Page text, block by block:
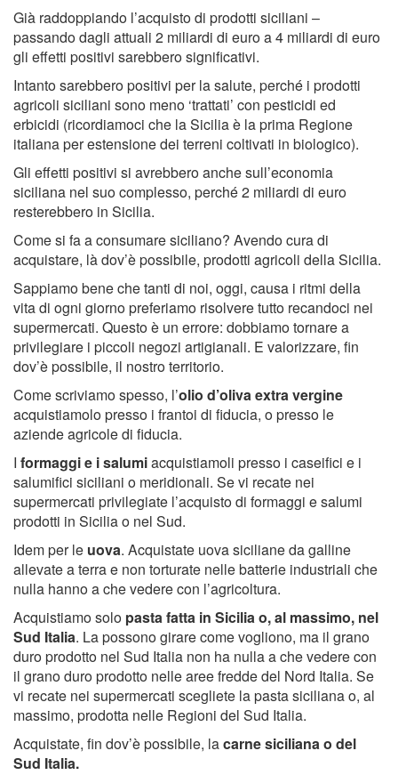
Già raddoppiando l’acquisto di prodotti siciliani –
passando dagli attuali 2 miliardi di euro a 4 miliardi di euro
gli effetti positivi sarebbero significativi.
Intanto sarebbero positivi per la salute, perché i prodotti
agricoli siciliani sono meno ‘trattati’ con pesticidi ed
erbicidi (ricordiamoci che la Sicilia è la prima Regione
italiana per estensione dei terreni coltivati in biologico).
Gli effetti positivi si avrebbero anche sull’economia
siciliana nel suo complesso, perché 2 miliardi di euro
resterebbero in Sicilia.
Come si fa a consumare siciliano? Avendo cura di
acquistare, là dov’è possibile, prodotti agricoli della Sicilia.
Sappiamo bene che tanti di noi, oggi, causa i ritmi della
vita di ogni giorno preferiamo risolvere tutto recandoci nei
supermercati. Questo è un errore: dobbiamo tornare a
privilegiare i piccoli negozi artigianali. E valorizzare, fin
dov’è possibile, il nostro territorio.
Come scriviamo spesso, l’olio d’oliva extra vergine
acquistiamolo presso i frantoi di fiducia, o presso le
aziende agricole di fiducia.
I formaggi e i salumiacquistiamoli presso i caseifici e i
salumifici siciliani o meridionali. Se vi recate nei
supermercati privilegiate l’acquisto di formaggi e salumi
prodotti in Sicilia o nel Sud.
Idem per le uova. Acquistate uova siciliane da galline
allevate a terra e non torturate nelle batterie industriali che
nulla hanno a che vedere con l’agricoltura.
Acquistiamo solo pasta fatta in Sicilia o, al massimo, nel
Sud Italia. La possono girare come vogliono, ma il grano
duro prodotto nel Sud Italia non ha nulla a che vedere con
il grano duro prodotto nelle aree fredde del Nord Italia. Se
vi recate nei supermercati scegliete la pasta siciliana o, al
massimo, prodotta nelle Regioni del Sud Italia.
Acquistate, fin dov’è possibile, lacarne siciliana o del
Sud Italia.